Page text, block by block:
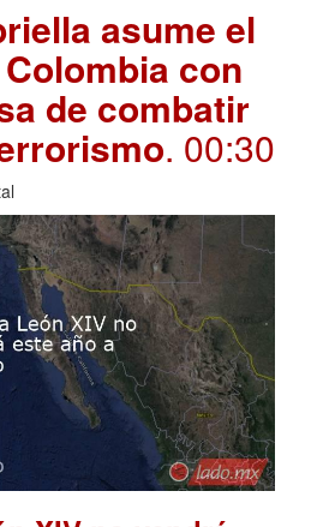
asume el
con
de combatir
. 00:30